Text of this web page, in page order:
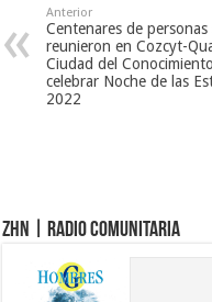
Anterior
Centenares de personas
reunieron en Cozcyt-
Ciudad del
celebrar Noche de las
2022
ZHN | Radio Comunitaria